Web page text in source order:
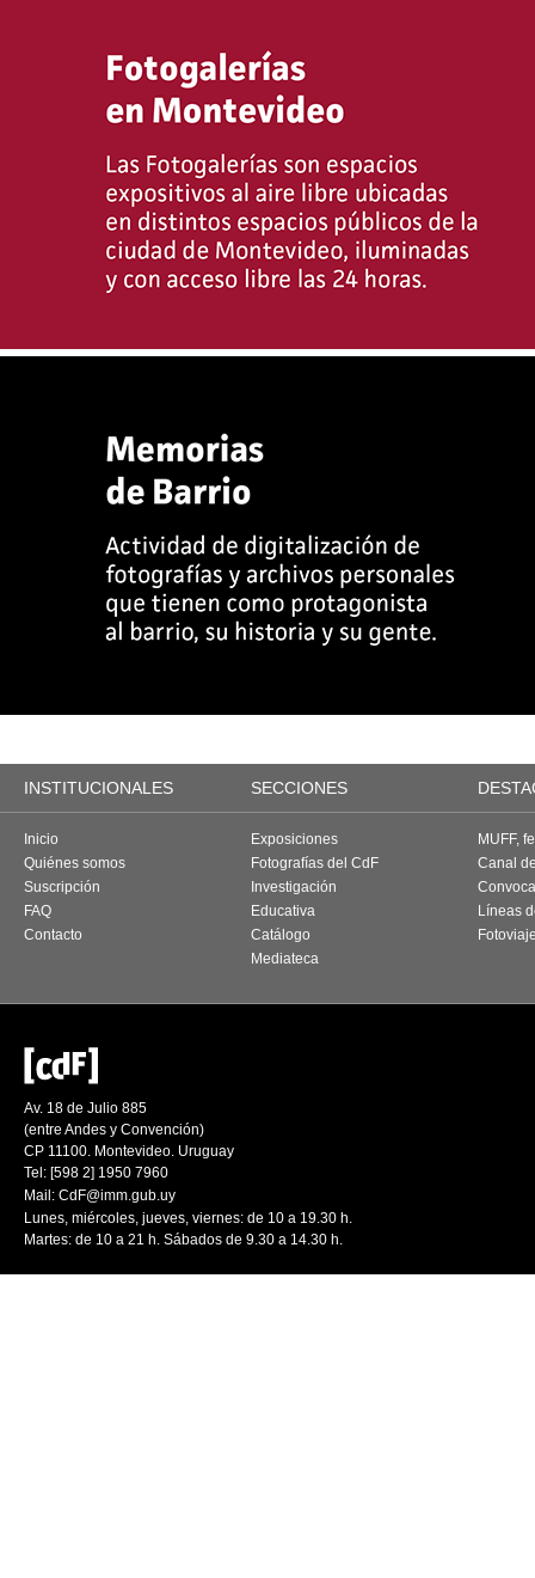
INSTITUCIONALES SECCIONES
Inicio
Quiénes somos
Suscripción
FAQ
Contacto
Exposiciones
Fotografías del CdF
Investigación
Educativa
Catálogo
Mediateca
MUFF,
Canal
Líneas
Av. 18 de Julio 885
(entre Andes y Convención)
CP 11100. Montevideo. Uruguay
Tel: [598 2] 1950 7960
Mail: CdF@imm.gub.uy
Lunes, miércoles, jueves, viernes: de 10 a 19.30 h.
Martes: de 10 a 21 h. Sábados de 9.30 a 14.30 h.